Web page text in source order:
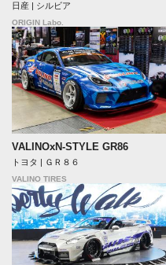
日産 | シルビア
ORIGIN Labo.
VALINOxN-STYLE GR86
トヨタ | ＧＲ８６
VALINO TIRES